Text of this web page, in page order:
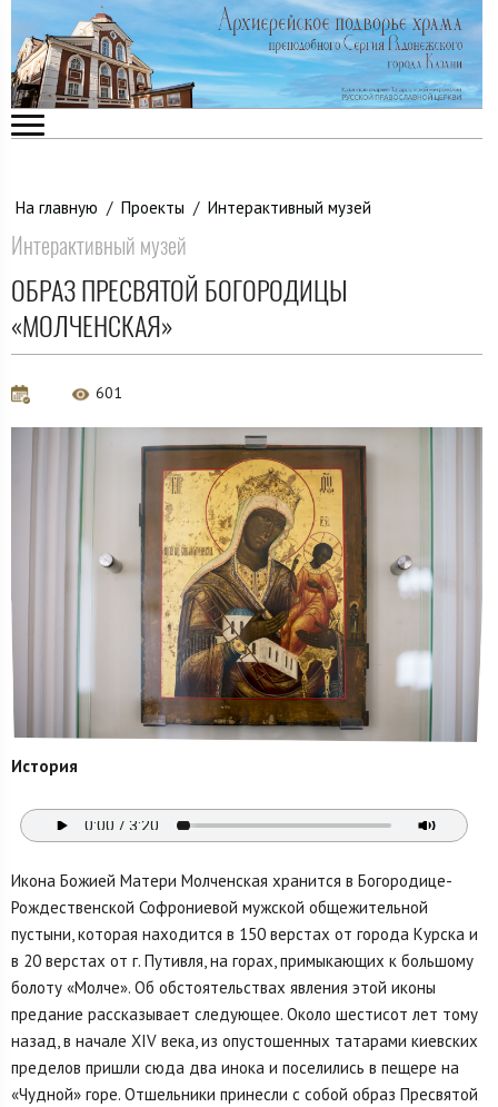
На главную / Проекты / Интерактивный музей
Интерактивный музей
ОБРАЗ ПРЕСВЯТОЙ БОГОРОДИЦЫ
«МОЛЧЕНСКАЯ»
601
История
Икона Божией Матери Молченская хранится в Богородице-
Рождественской Софрониевой мужской общежительной
пустыни, которая находится в 150 верстах от города Курска и
в 20 верстах от г. Путивля, на горах, примыкающих к большому
болоту «Молче». Об обстоятельствах явления этой иконы
предание рассказывает следующее. Около шестисот лет тому
назад, в начале XIV века, из опустошенных татарами киевских
пределов пришли сюда два ино­ка и поселились в пещере на
«Чудной» горе. Отшельники принес­ли с собой образ Пресвятой